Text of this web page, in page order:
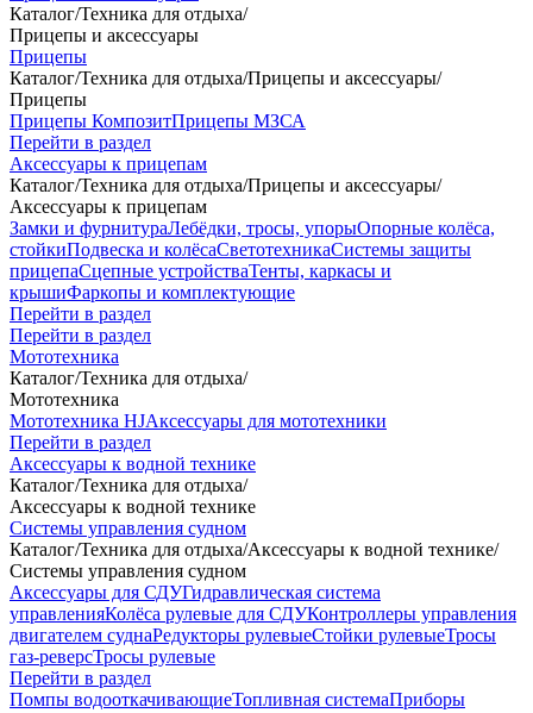
Каталог/Техника для отдыха/
Прицепы и аксессуары
Прицепы
Каталог/Техника для отдыха/Прицепы и аксессуары/
Прицепы
Прицепы КомпозитПрицепы МЗСА
Перейти в раздел
Аксессуары к прицепам
Каталог/Техника для отдыха/Прицепы и аксессуары/
Аксессуары к прицепам
Замки и фурнитураЛебёдки, тросы, упорыОпорные колёса,
стойкиПодвеска и колёсаСветотехникаСистемы защиты
прицепаСцепные устройстваТенты, каркасы и
крышиФаркопы и комплектующие
Перейти в раздел
Перейти в раздел
Мототехника
Каталог/Техника для отдыха/
Мототехника
Мототехника HJАксессуары для мототехники
Перейти в раздел
Аксессуары к водной технике
Каталог/Техника для отдыха/
Аксессуары к водной технике
Системы управления судном
Каталог/Техника для отдыха/Аксессуары к водной технике/
Системы управления судном
Аксессуары для СДУГидравлическая система
управленияКолёса рулевые для СДУКонтроллеры управления
двигателем суднаРедукторы рулевыеСтойки рулевыеТросы
газ-реверсТросы рулевые
Перейти в раздел
Помпы водооткачивающиеТопливная системаПриборы